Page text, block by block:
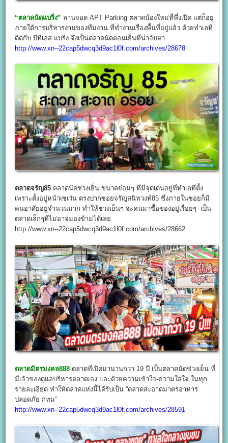
“ตลาดนัดแบริ่ง” ลานจอด APT Parking ตลาดน้องใหม่ที่พึ่งเปิด แต่ก็อยู่
ภายใต้การบริหารงานของทีมงาน ที่ทำงานเรื่องพื้นที่อยู่แล้ว ด้วยทำเลที่
ติดกับ บีทีเอส แบริ่ง จึงเป็นตลาดนัดตอนเย็นที่น่าจับตา
http://www.xn--22cap5dwcq3d9ac1l0f.com/archives/28678
ตลาดจรัญ85 ตลาดนัดช่วงเย็น ขนาดย่อมๆ ที่มีจุดเด่นอยู่ที่ทำเลที่ตั้ง
เพราะตั้งอยู่หน้าเซเว่น ตรงปากซอยจรัญสนิทวงท์85 ซึ่งภายในซอยก็มี
คนอาศัยอยู่จำนวนมาก ทำให้ช่วงเย็นๆ จะคนมาซื้อของอยู่เรื่อยๆ เป็น
ตลาดเล็กๆที่ไม่อาจมองข้ามได้เลย
http://www.xn--22cap5dwcq3d9ac1l0f.com/archives/28662
ตลาดมิตรมงคล888 ตลาดที่เปิดมานานกว่า 19 ปี เป็นตลาดนัดช่วงเย็น ที่
มีเจ้าของดูแลบริหารตลาดเอง และด้วยความเข้าใจ-ความใส่ใจ ในทุก
รายละเอียด ทำให้ตลาดแห่งนี้ได้รับเป็น “ตลาดสะอาดมาตรอาหาร
ปลอดภัย กทม”
http://www.xn--22cap5dwcq3d9ac1l0f.com/archives/28591